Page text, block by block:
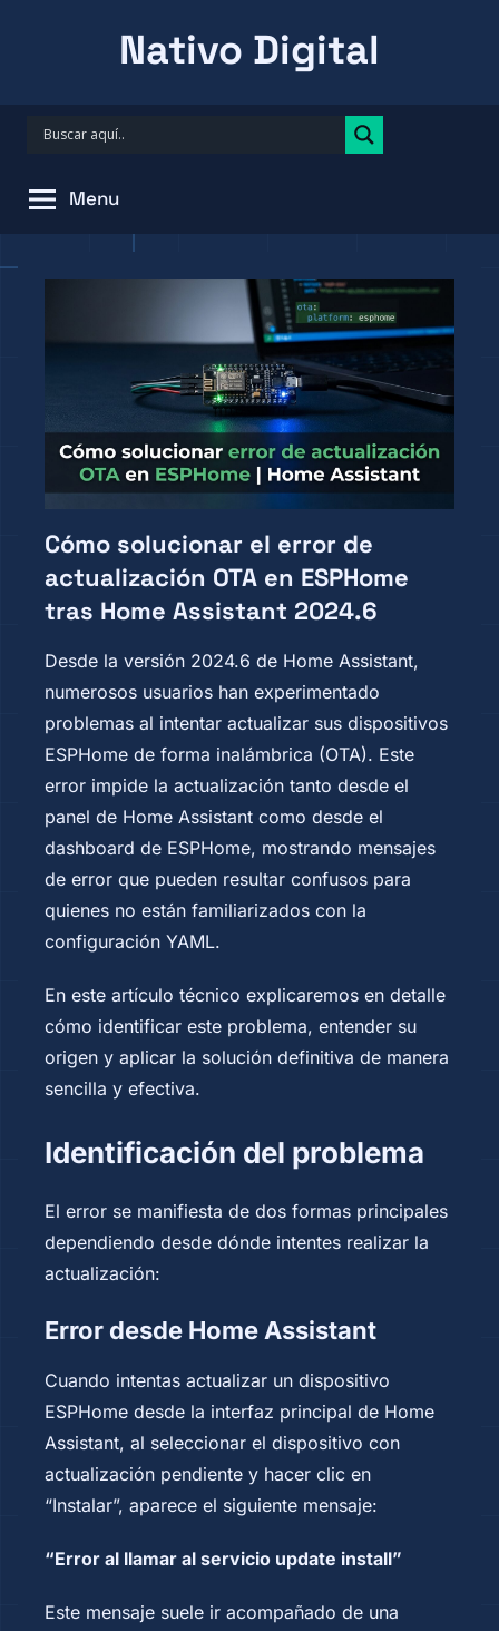
Nativo Digital
Menu
Cómo solucionar el error de
actualización OTA en ESPHome
tras Home Assistant 2024.6
Desde la versión 2024.6 de Home Assistant,
numerosos usuarios han experimentado
problemas al intentar actualizar sus dispositivos
ESPHome de forma inalámbrica (OTA). Este
error impide la actualización tanto desde el
panel de Home Assistant como desde el
dashboard de ESPHome, mostrando mensajes
de error que pueden resultar confusos para
quienes no están familiarizados con la
configuración YAML.
En este artículo técnico explicaremos en detalle
cómo identificar este problema, entender su
origen y aplicar la solución definitiva de manera
sencilla y efectiva.
Identificación del problema
El error se manifiesta de dos formas principales
dependiendo desde dónde intentes realizar la
actualización:
Error desde Home Assistant
Cuando intentas actualizar un dispositivo
ESPHome desde la interfaz principal de Home
Assistant, al seleccionar el dispositivo con
actualización pendiente y hacer clic en
“Instalar”, aparece el siguiente mensaje:
“Error al llamar al servicio update install”
Este mensaje suele ir acompañado de una